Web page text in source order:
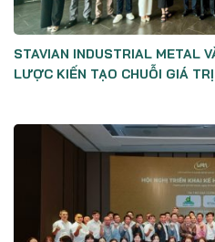
STAVIAN INDUSTRIAL METAL
LƯỢC KIẾN TẠO CHUỖI GIÁ